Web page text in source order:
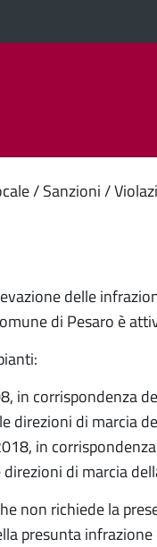
Sanzioni
delle
di Pesaro è
in corrispondenza
direzioni di marcia
in
di marcia
non richiede la
presunta